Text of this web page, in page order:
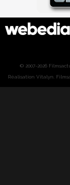
© 2007-2026
Réalisation Vitalyn .